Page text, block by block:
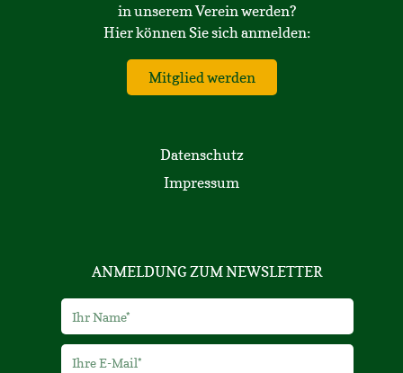
in unserem Verein werden?
Hier können Sie sich anmelden:
Mitglied werden
Datenschutz
Impressum
ANMELDUNG ZUM NEWSLETTER